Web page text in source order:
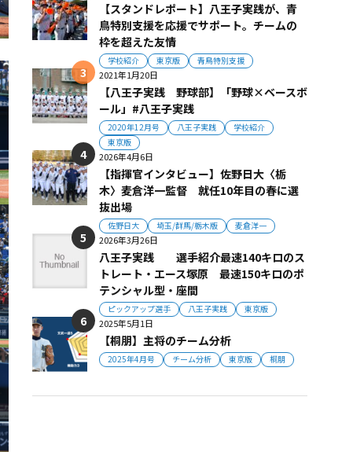
【スタンドレポート】八王子実践が、青
鳥特別支援を応援でサポート。チームの
枠を超えた友情
学校紹介 東京版 青鳥特別支援
2021年1月20日
【八王子実践 野球部】「野球×ベースボ
ール」#八王子実践
2020年12月号 八王子実践
学校紹介
東京版
2026年4月6日
【指揮官インタビュー】佐野日大〈栃
木〉麦倉洋一監督 就任10年目の春に選
抜出場
佐野日大 埼玉/群馬/栃木版 麦倉洋一
2026年3月26日
八王子実践 選手紹介最速140キロのス
トレート・エース塚原 最速150キロのポ
テンシャル型・座間
ピックアップ選手 八王子実践 東京版
2025年5月1日
【桐朋】主将のチーム分析
2025年4月号 チーム分析 東京版 桐朋